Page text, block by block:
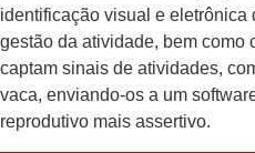
identificação visual e eletrônica
gestão da atividade, bem como
captam sinais de atividades,
vaca, enviando-os a um
reprodutivo mais assertivo.